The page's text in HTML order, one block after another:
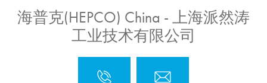
海普克(HEPCO) China - 上海派然涛
工业技术有限公司